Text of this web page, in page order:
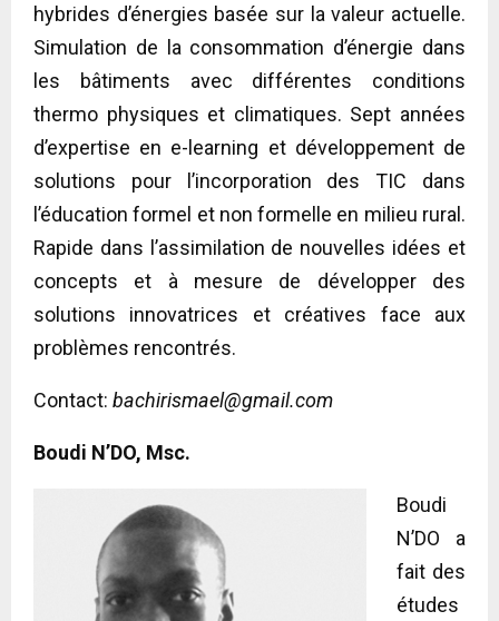
hybrides d’énergies basée sur la valeur actuelle.
Simulation de la consommation d’énergie dans
les bâtiments avec différentes conditions
thermo physiques et climatiques. Sept années
d’expertise en e-learning et développement de
solutions pour l’incorporation des TIC dans
l’éducation formel et non formelle en milieu rural.
Rapide dans l’assimilation de nouvelles idées et
concepts et à mesure de développer des
solutions innovatrices et créatives face aux
problèmes rencontrés.
Contact: bachirismael@gmail.com
Boudi N’DO, Msc.
Boudi
N’DO a
fait des
études